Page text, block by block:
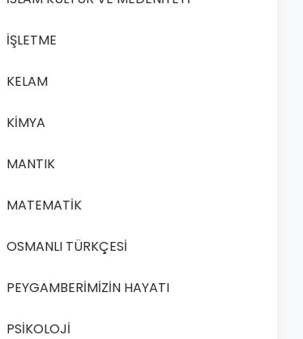
İŞLETME
KELAM
KİMYA
MANTIK
MATEMATİK
OSMANLI TÜRKÇESİ
PEYGAMBERİMİZİN HAYATI
PSİKOLOJİ